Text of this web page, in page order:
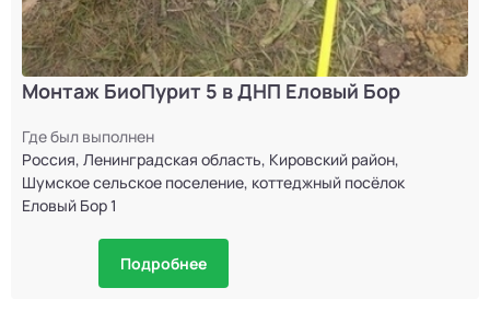
Монтаж БиоПурит 5 в ДНП Еловый Бор
Где был выполнен
Россия, Ленинградская область, Кировский район,
Шумское сельское поселение, коттеджный посёлок
Еловый Бор 1
Подробнее